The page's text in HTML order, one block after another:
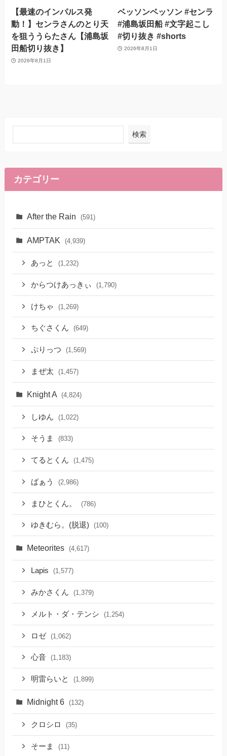
【最速のインパルス発
動！】センラさんのとり天
を狙ううらたさん【浦島坂
田船切り抜き】
2026年8月1日
ベッソンベッソン #センラ
#浦島坂田船 #文字起こし
#切り抜き #shorts
2026年8月1日
検索
カテゴリー
After the Rain (591)
AMPTAK (4,939)
あっと (1,232)
からつけあっきぃ (1,790)
けちゃ (1,269)
ちぐさくん (649)
ぷりっつ (1,569)
まぜ太 (1,457)
Knight A (4,824)
しゆん (1,022)
そうま (833)
てるとくん (1,475)
ばぁう (2,986)
まひとくん。 (786)
ゆきむら。(脱退) (100)
Meteorites (4,617)
Lapis (1,577)
みかさくん (1,379)
メルト・ダ・テンシ (1,254)
ロゼ (1,062)
心音 (1,183)
明雷らいと (1,899)
Midnight 6 (132)
クロシロ (35)
そーま (11)